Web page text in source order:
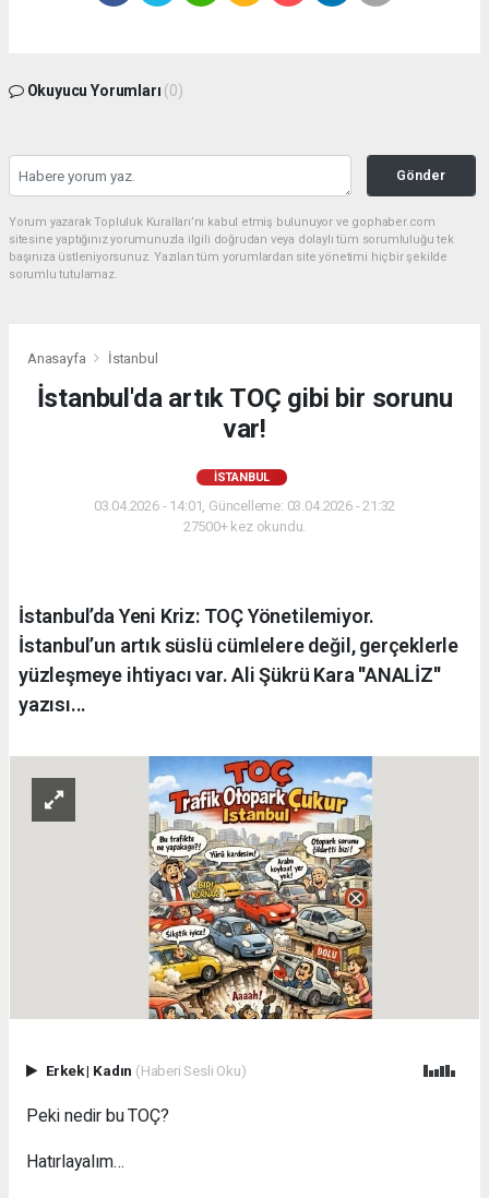
Okuyucu Yorumları (0)
Gönder
Yorum yazarak Topluluk Kuralları’nı kabul etmiş bulunuyor ve gophaber.com
sitesine yaptığınız yorumunuzla ilgili doğrudan veya dolaylı tüm sorumluluğu tek
başınıza üstleniyorsunuz. Yazılan tüm yorumlardan site yönetimi hiçbir şekilde
sorumlu tutulamaz.
Anasayfa İstanbul
İstanbul'da artık TOÇ gibi bir sorunu
var!
İSTANBUL
03.04.2026 - 14:01, Güncelleme: 03.04.2026 - 21:32
27500+ kez okundu.
İstanbul’da Yeni Kriz: TOÇ Yönetilemiyor.
İstanbul’un artık süslü cümlelere değil, gerçeklerle
yüzleşmeye ihtiyacı var. Ali Şükrü Kara ''ANALİZ''
yazısı...
Erkek| Kadın (Haberi Sesli Oku)
Peki nedir bu TOÇ?
Hatırlayalım…